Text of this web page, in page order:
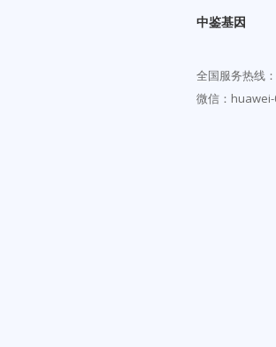
中鉴基因
全国服务热线：
微信：huawei-